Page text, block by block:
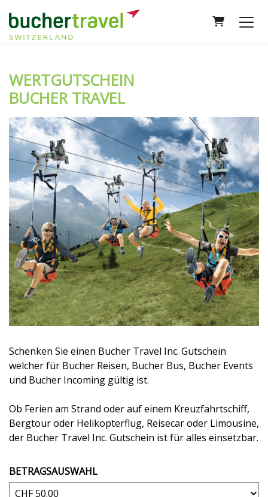
WERTGUTSCHEIN
BUCHER TRAVEL
Schenken Sie einen Bucher Travel Inc. Gutschein
welcher für Bucher Reisen, Bucher Bus, Bucher Events
und Bucher Incoming gültig ist.
Ob Ferien am Strand oder auf einem Kreuzfahrtschiff,
Bergtour oder Helikopterflug, Reisecar oder Limousine,
der Bucher Travel Inc. Gutschein ist für alles einsetzbar.
BETRAGSAUSWAHL